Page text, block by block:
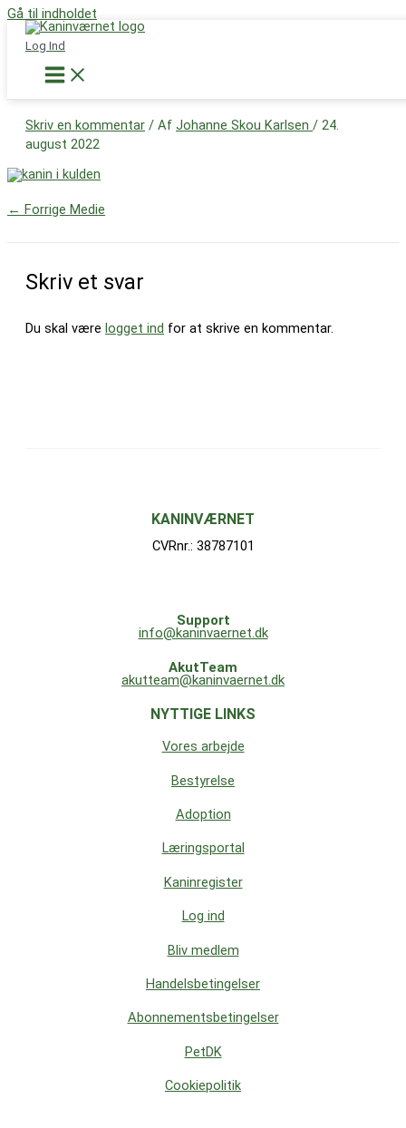
Gå til indholdet
Log Ind
Støt nu
kanin-kulde
Skriv en kommentar / Af Johanne Skou Karlsen / 24.
august 2022
← Forrige Medie
Skriv et svar
Du skal være logget ind for at skrive en kommentar.
KANINVÆRNET
CVRnr.: 38787101
Support
info@kaninvaernet.dk
AkutTeam
akutteam@kaninvaernet.dk
NYTTIGE LINKS
Vores arbejde
Bestyrelse
Adoption
Læringsportal
Kaninregister
Log ind
Bliv medlem
Handelsbetingelser
Abonnementsbetingelser
PetDK
Cookiepolitik